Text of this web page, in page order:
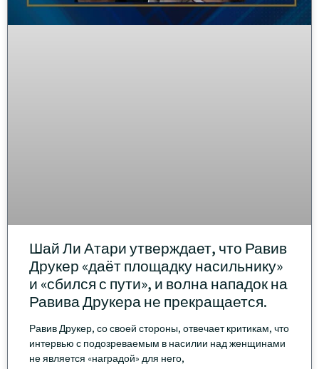
Шай Ли Атари утверждает, что Равив
Друкер «даёт площадку насильнику»
и «сбился с пути», и волна нападок на
Равива Друкера не прекращается.
Равив Друкер, со своей стороны, отвечает критикам, что
интервью с подозреваемым в насилии над женщинами
не является «наградой» для него,